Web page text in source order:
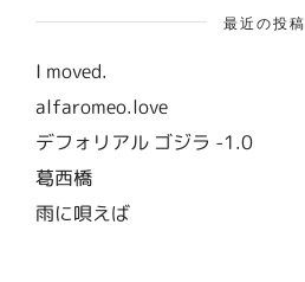
最近の投稿
I moved.
alfaromeo.love
デフォリアル ゴジラ -1.0
葛西橋
雨に唄えば